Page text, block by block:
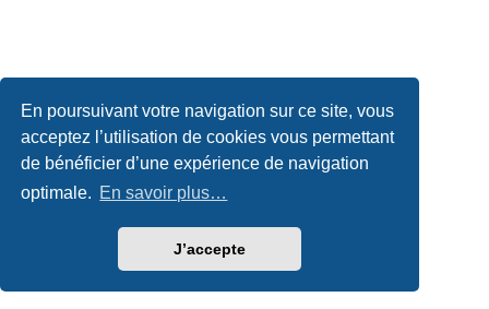
En poursuivant votre navigation sur ce site, vous
acceptez l’utilisation de cookies vous permettant
de bénéficier d’une expérience de navigation
optimale. En savoir plus…
J’accepte